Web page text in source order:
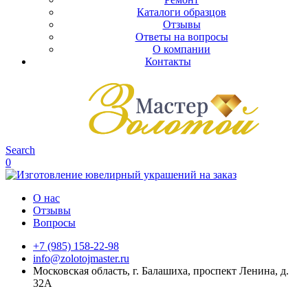
Каталоги образцов
Отзывы
Ответы на вопросы
О компании
Контакты
Search
0
О нас
Отзывы
Вопросы
+7 (985) 158-22-98
info@zolotojmaster.ru
Московская область, г. Балашиха, проспект Ленина, д.
32А